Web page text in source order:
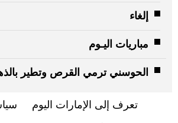
إلغاء
مباريات اليـوم
الحوسني ترمي القرص وتطير
تعرف إلى الإمارات اليوم